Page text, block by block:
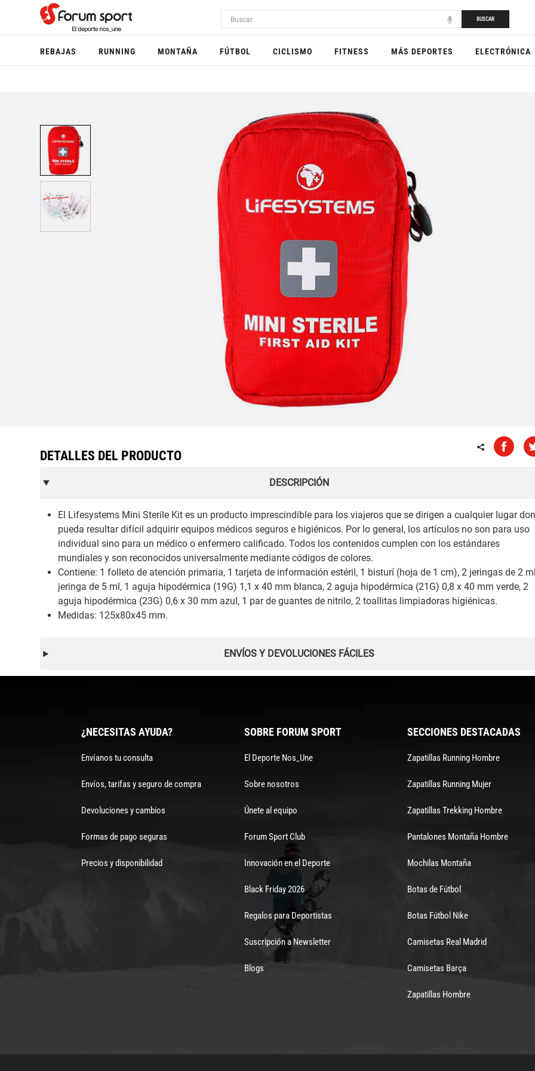
BUSCAR
REBAJAS RUNNING MONTAÑA FÚTBOL CICLISMO FITNESS MÁS DEPORTES ELECTRÓNICA
DETALLES DEL PRODUCTO
DESCRIPCIÓN
El Lifesystems Mini Sterile Kit es un producto imprescindible para los viajeros que se dirigen a cualquier lugar
pueda resultar difícil adquirir equipos médicos seguros e higiénicos. Por lo general, los artículos no son para uso
individual sino para un médico o enfermero calificado. Todos los contenidos cumplen con los estándares
mundiales y son reconocidos universalmente mediante códigos de colores.
Contiene: 1 folleto de atención primaria, 1 tarjeta de información estéril, 1 bisturí (hoja de 1 cm), 2 jeringas de 2
jeringa de 5 ml, 1 aguja hipodérmica (19G) 1,1 x 40 mm blanca, 2 aguja hipodérmica (21G) 0,8 x 40 mm verde, 2
aguja hipodérmica (23G) 0,6 x 30 mm azul, 1 par de guantes de nitrilo, 2 toallitas limpiadoras higiénicas.
Medidas: 125x80x45 mm.
ENVÍOS Y DEVOLUCIONES FÁCILES
¿NECESITAS AYUDA?
Envíanos tu consulta
Envíos, tarifas y seguro de compra
Devoluciones y cambios
Formas de pago seguras
Precios y disponibilidad
SOBRE FORUM SPORT
El Deporte Nos_Une
Sobre nosotros
Únete al equipo
Forum Sport Club
Innovación en el Deporte
Black Friday 2026
Regalos para Deportistas
Suscripción a Newsletter
Blogs
SECCIONES DESTACADAS
Zapatillas Running Hombre
Zapatillas Running Mujer
Zapatillas Trekking Hombre
Pantalones Montaña Hombre
Mochilas Montaña
Botas de Fútbol
Botas Fútbol Nike
Camisetas Real Madrid
Camisetas Barça
Zapatillas Hombre